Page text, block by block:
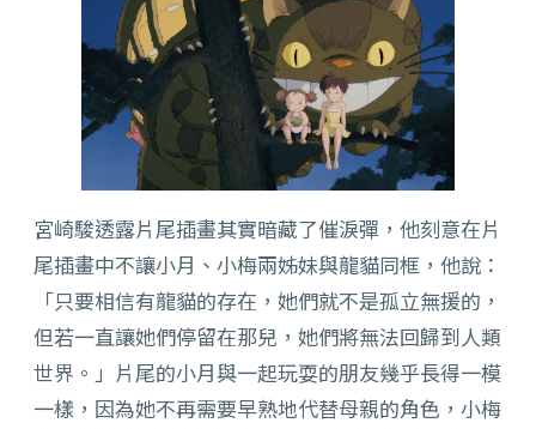
宮崎駿透露片尾插畫其實暗藏了催淚彈，他刻意在片
尾插畫中不讓小月、小梅兩姊妹與龍貓同框，他說：
「只要相信有龍貓的存在，她們就不是孤立無援的，
但若一直讓她們停留在那兒，她們將無法回歸到人類
世界。」片尾的小月與一起玩耍的朋友幾乎長得一模
一樣，因為她不再需要早熟地代替母親的角色，小梅